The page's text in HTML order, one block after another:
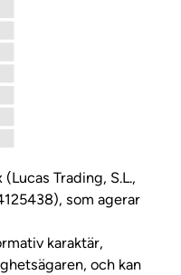
Trading, S.L.,
som agerar
karaktär,
och kan